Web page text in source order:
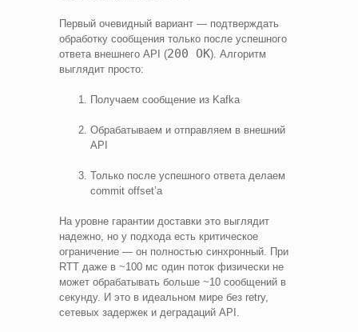
Первый очевидный вариант — подтверждать
обработку сообщения только после успешного
ответа внешнего API (200 OK). Алгоритм
выглядит просто:
Получаем сообщение из Kafka
Обрабатываем и отправляем в внешний
API
Только после успешного ответа делаем
commit offset’а
На уровне гарантии доставки это выглядит
надежно, но у подхода есть критическое
ограничение — он полностью синхронный. При
RTT даже в ~100 мс один поток физически не
может обрабатывать больше ~10 сообщений в
секунду. И это в идеальном мире без retry,
сетевых задержек и деградаций API.